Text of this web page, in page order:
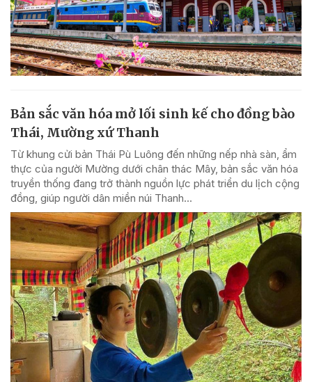
Bản sắc văn hóa mở lối sinh kế cho đồng bào
Thái, Mường xứ Thanh
Từ khung cửi bản Thái Pù Luông đến những nếp nhà sàn, ẩm
thực của người Mường dưới chân thác Mây, bản sắc văn hóa
truyền thống đang trở thành nguồn lực phát triển du lịch cộng
đồng, giúp người dân miền núi Thanh...